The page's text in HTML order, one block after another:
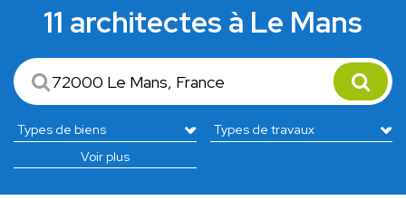
11 architectes à Le Mans
Voir plus